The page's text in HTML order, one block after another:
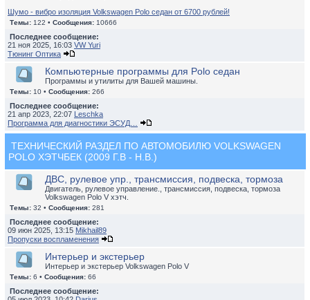
Шумо - вибро изоляция Volkswagen Polo седан от 6700 рублей!
Темы: 122 • Сообщения: 10666
Последнее сообщение:
21 ноя 2025, 16:03 VW Yuri
Тюнинг Оптика
Компьютерные программы для Polo седан
Программы и утилиты для Вашей машины.
Темы: 10 • Сообщения: 266
Последнее сообщение:
21 апр 2023, 22:07 Leschka
Программа для диагностики ЭСУД…
ТЕХНИЧЕСКИЙ РАЗДЕЛ ПО АВТОМОБИЛЮ VOLKSWAGEN
POLO ХЭТЧБЕК (2009 Г.В - Н.В.)
ДВС, рулевое упр., трансмиссия, подвеска, тормоза
Двигатель, рулевое управление., трансмиссия, подвеска, тормоза
Volkswagen Polo V хэтч.
Темы: 32 • Сообщения: 281
Последнее сообщение:
09 июн 2025, 13:15 Mikhail89
Пропуски воспламенения
Интерьер и экстерьер
Интерьер и экстерьер Volkswagen Polo V
Темы: 6 • Сообщения: 66
Последнее сообщение: